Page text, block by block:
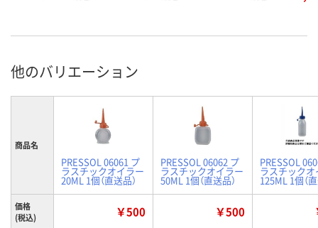
他のバリエーション
商品名
PRESSOL 06061 プ
ラスチックオイラー
20ML 1個（直送品）
PRESSOL 06062 プ
ラスチックオイラー
50ML 1個（直送品）
PRESSOL
ラスチック
125ML 1個（
価格
(税込)
￥500 ￥500